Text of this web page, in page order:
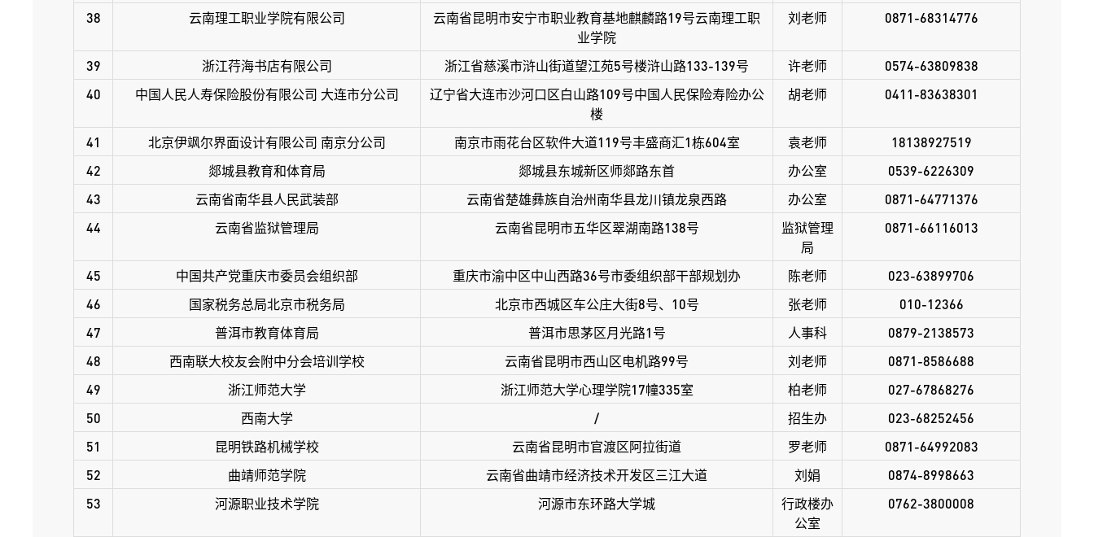
38 云南理工职业学院有限公司
云南省昆明市安宁市职业教育基地麒麟路19号云南理工职
业学院
刘老师 0871-68314776
39 浙江荇海书店有限公司 浙江省慈溪市浒山街道望江苑5号楼浒山路133-139号 许老师
0574-63809838
40
中国人民人寿保险股份有限公司 大连市分公司
辽宁省大连市沙河口区白山路109号中国人民保险寿险办公
楼
胡老师 0411-83638301
41 北京伊飒尔界面设计有限公司 南京分公司 南京市雨花台区软件大道119号丰盛商汇1栋604室 袁老师
18138927519
42
郯城县教育和体育局 郯城县东城新区师郯路东首 办公室
0539-6226309
43
云南省南华县人民武装部 云南省楚雄彝族自治州南华县龙川镇龙泉西路 办公室
0871-64771376
44
云南省监狱管理局 云南省昆明市五华区翠湖南路138号
监狱管理
局
0871-66116013
45 中国共产党重庆市委员会组织部 重庆市渝中区中山西路36号市委组织部干部规划办 陈老师
023-63899706
46
国家税务总局北京市税务局 北京市西城区车公庄大街8号、10号 张老师
010-12366
47
普洱市教育体育局 普洱市思茅区月光路1号 人事科
0879-2138573
48
西南联大校友会附中分会培训学校 云南省昆明市西山区电机路99号 刘老师
0871-8586688
49
浙江师范大学 浙江师范大学心理学院17幢335室 柏老师
027-67868276
50
西南大学 / 招生办
023-68252456
51
昆明铁路机械学校 云南省昆明市官渡区阿拉街道 罗老师
0871-64992083
52
曲靖师范学院 云南省曲靖市经济技术开发区三江大道 刘娟
0874-8998663
53
河源职业技术学院 河源市东环路大学城
行政楼办
公室
0762-3800008